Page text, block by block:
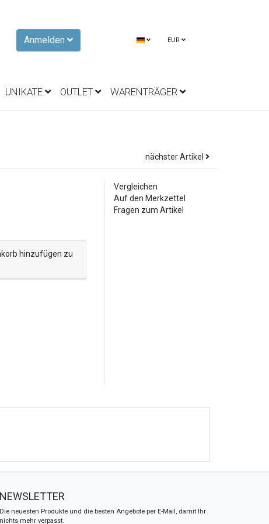
Anmelden EUR
UNIKATE OUTLET WARENTRÄGER
nächster Artikel
hinzufügen zu
Vergleichen
Auf den Merkzettel
Fragen zum Artikel
NEWSLETTER
Die neuesten Produkte und die besten Angebote per E-Mail, damit Ihr
nichts mehr verpasst.